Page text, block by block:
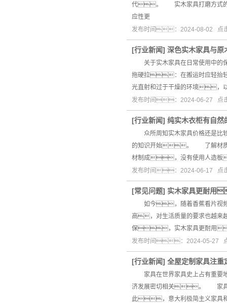
代。 实木家具打磨方式
应性更
发布时间：2024-08-02 点
[行业新闻] 深色实木家具与原
关于实木家具在日常使用中
拖硬拉：在搬运时应轻
光直射和过于干燥的环境，
发布时间：2024-06-27 点
[行业新闻] 纯实木衣柜有自然
众所周知实木家具价格还是比
的知识开始。 了解材
材制成，没有使用人
发布时间：2024-06-17 点
[常见问题] 实木家具更耐用
如今，随着香蕉看片视频
高，对生活质量的要求也越
保，实木家具更耐用
发布时间：2024-05-27
[行业新闻] 全屋定制家具注重
家具在世界家具史上占有重
济发展密切相关。 家具
此，意大利极简主义家具